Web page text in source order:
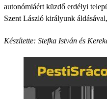
autonómiáért küzdő erdélyi
Szent László királyunk
Készítette: Stefka István és